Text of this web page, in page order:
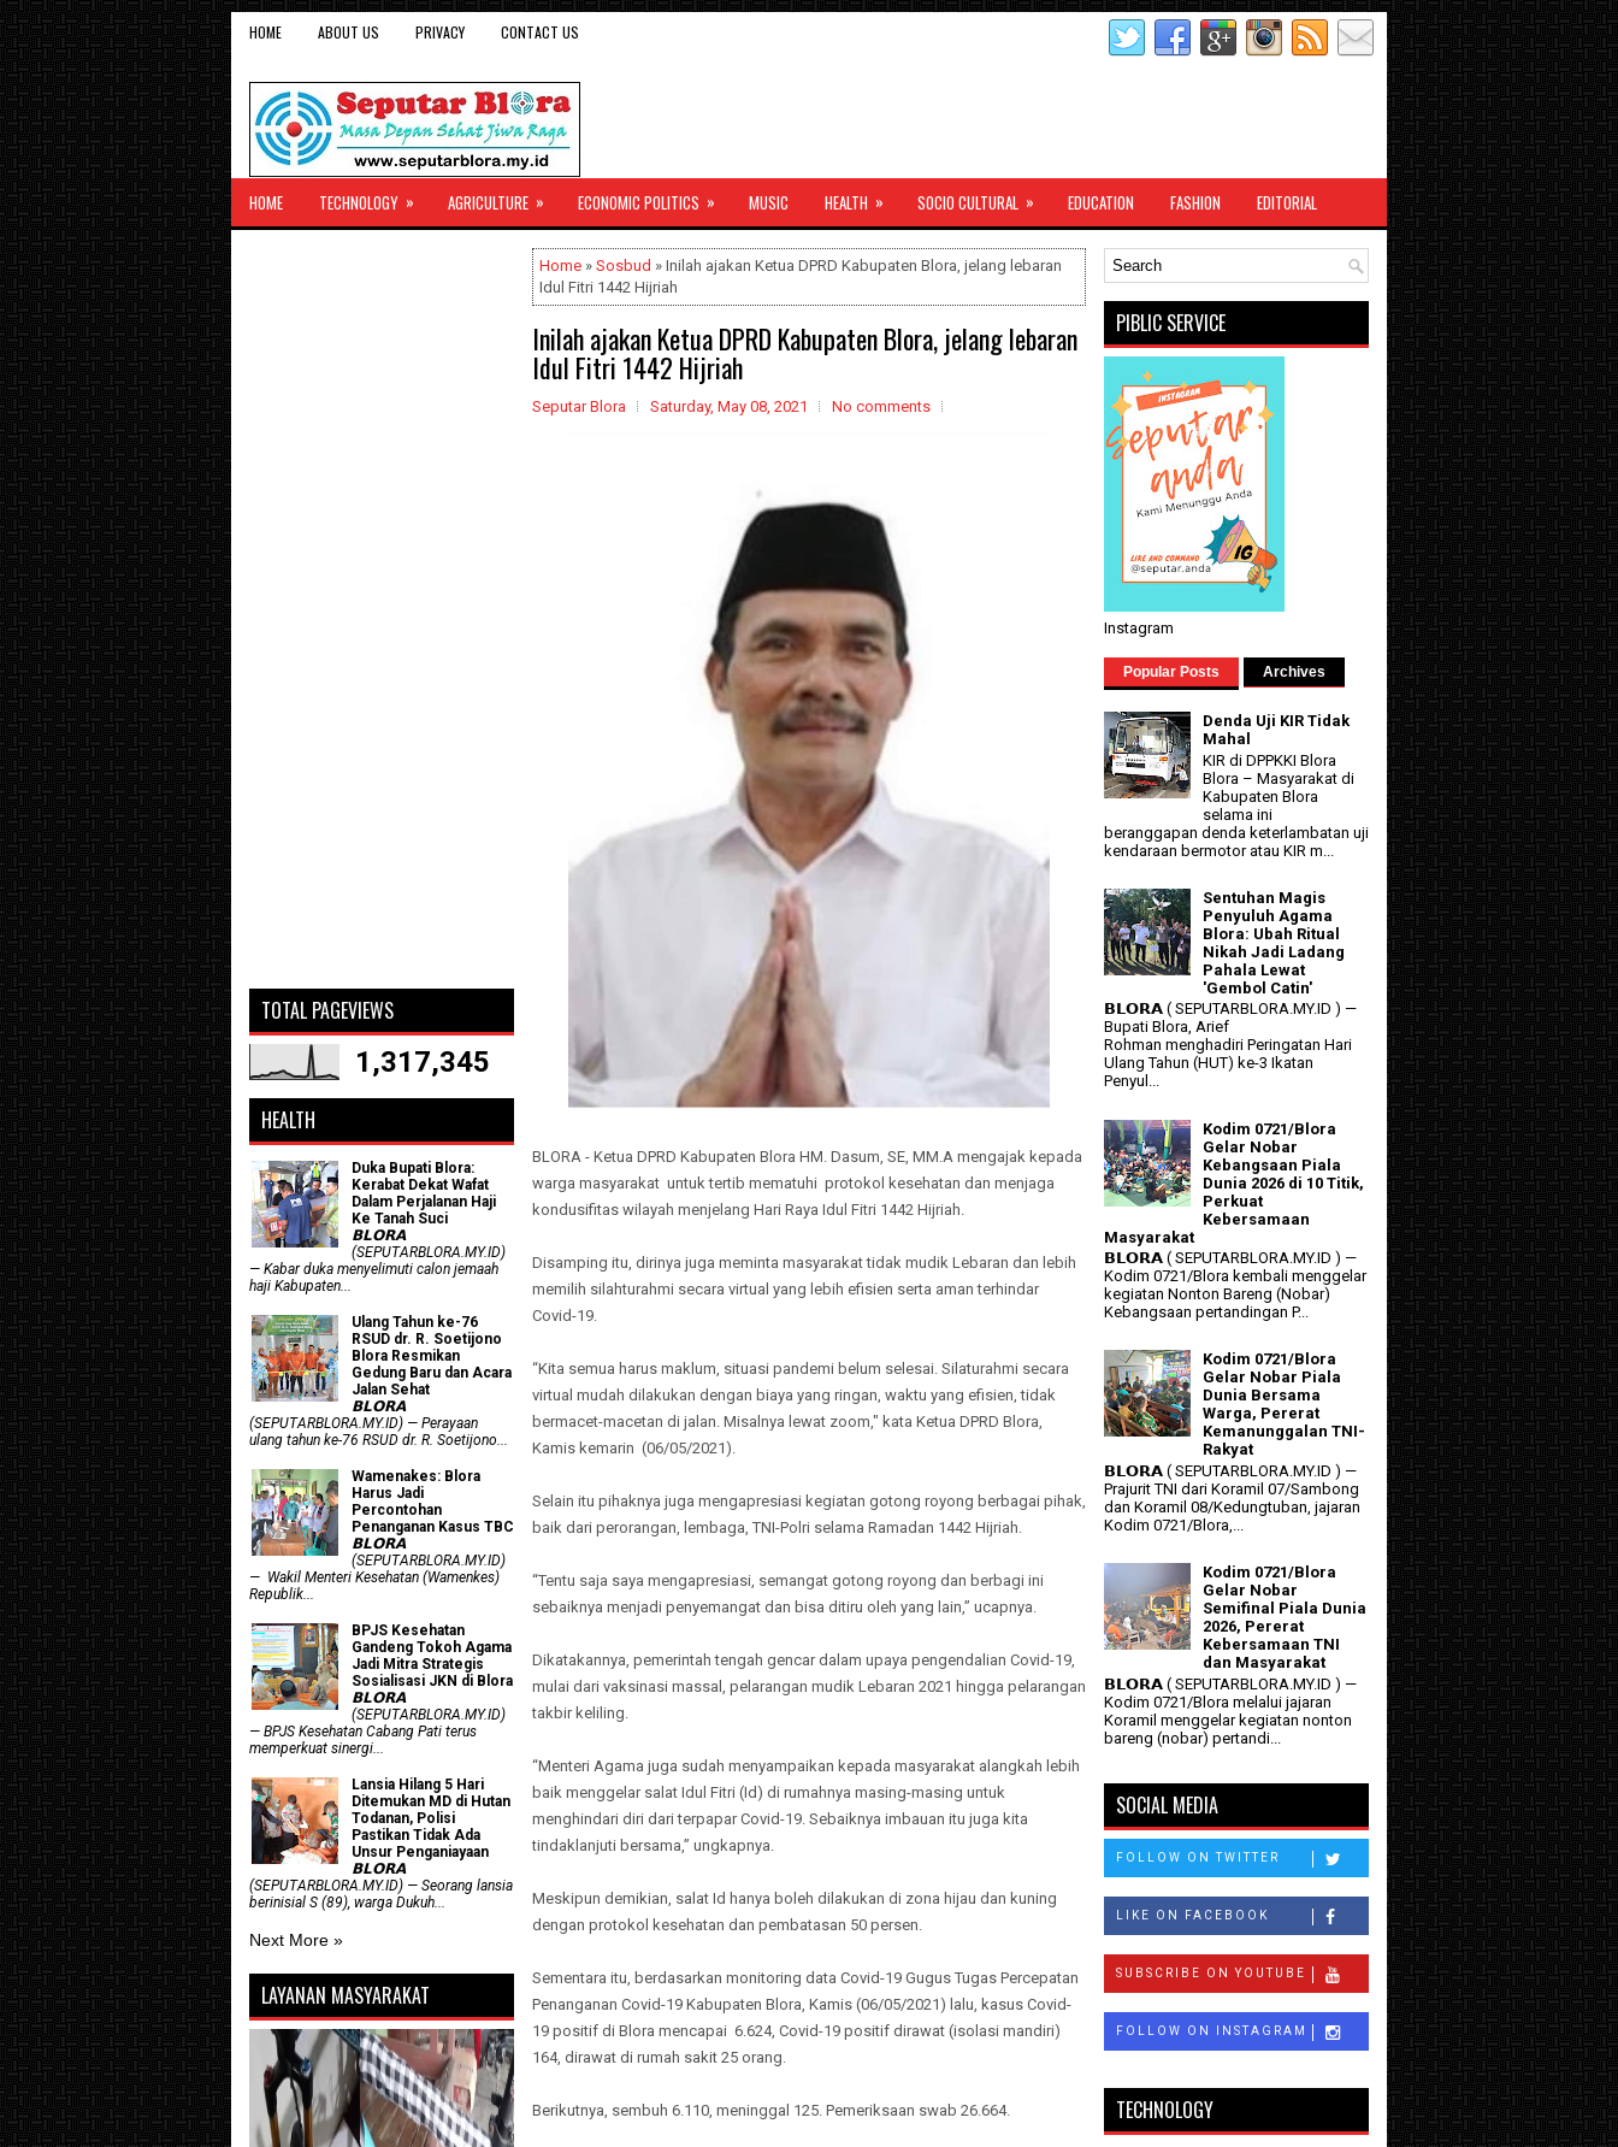
HOME ABOUT US PRIVACY CONTACT US
HOME TECHNOLOGY » AGRICULTURE » ECONOMIC POLITICS » MUSIC HEALTH » SOCIO CULTURAL » EDUCATION FASHION EDITORIAL
Home » Sosbud » Inilah ajakan Ketua DPRD Kabupaten Blora, jelang lebaran
Idul Fitri 1442 Hijriah
Inilah ajakan Ketua DPRD Kabupaten Blora, jelang lebaran
Idul Fitri 1442 Hijriah
Seputar Blora Saturday, May 08, 2021 No comments
BLORA - Ketua DPRD Kabupaten Blora HM. Dasum, SE, MM.A mengajak kepada
warga masyarakat untuk tertib mematuhi protokol kesehatan dan menjaga
kondusifitas wilayah menjelang Hari Raya Idul Fitri 1442 Hijriah.
Disamping itu, dirinya juga meminta masyarakat tidak mudik Lebaran dan lebih
memilih silahturahmi secara virtual yang lebih efisien serta aman terhindar
Covid-19.
“Kita semua harus maklum, situasi pandemi belum selesai. Silaturahmi secara
virtual mudah dilakukan dengan biaya yang ringan, waktu yang efisien, tidak
bermacet-macetan di jalan. Misalnya lewat zoom," kata Ketua DPRD Blora,
Kamis kemarin (06/05/2021).
Selain itu pihaknya juga mengapresiasi kegiatan gotong royong berbagai pihak,
baik dari perorangan, lembaga, TNI-Polri selama Ramadan 1442 Hijriah.
“Tentu saja saya mengapresiasi, semangat gotong royong dan berbagi ini
sebaiknya menjadi penyemangat dan bisa ditiru oleh yang lain,” ucapnya.
Dikatakannya, pemerintah tengah gencar dalam upaya pengendalian Covid-19,
mulai dari vaksinasi massal, pelarangan mudik Lebaran 2021 hingga pelarangan
takbir keliling.
“Menteri Agama juga sudah menyampaikan kepada masyarakat alangkah lebih
baik menggelar salat Idul Fitri (Id) di rumahnya masing-masing untuk
menghindari diri dari terpapar Covid-19. Sebaiknya imbauan itu juga kita
tindaklanjuti bersama,” ungkapnya.
Meskipun demikian, salat Id hanya boleh dilakukan di zona hijau dan kuning
dengan protokol kesehatan dan pembatasan 50 persen.
Sementara itu, berdasarkan monitoring data Covid-19 Gugus Tugas Percepatan
Penanganan Covid-19 Kabupaten Blora, Kamis (06/05/2021) lalu, kasus Covid-
19 positif di Blora mencapai 6.624, Covid-19 positif dirawat (isolasi mandiri)
164, dirawat di rumah sakit 25 orang.
Berikutnya, sembuh 6.110, meninggal 125. Pemeriksaan swab 26.664.
TOTAL PAGEVIEWS
1,317,345
HEALTH
Duka Bupati Blora:
Kerabat Dekat Wafat
Dalam Perjalanan Haji
Ke Tanah Suci
𝗕𝗟𝗢𝗥𝗔
(SEPUTARBLORA.MY.ID)
— Kabar duka menyelimuti calon jemaah
haji Kabupaten...
Ulang Tahun ke-76
RSUD dr. R. Soetijono
Blora Resmikan
Gedung Baru dan Acara
Jalan Sehat
𝗕𝗟𝗢𝗥𝗔
(SEPUTARBLORA.MY.ID) — Perayaan
ulang tahun ke-76 RSUD dr. R. Soetijono...
Wamenakes: Blora
Harus Jadi
Percontohan
Penanganan Kasus TBC
𝗕𝗟𝗢𝗥𝗔
(SEPUTARBLORA.MY.ID)
— Wakil Menteri Kesehatan (Wamenkes)
Republik...
BPJS Kesehatan
Gandeng Tokoh Agama
Jadi Mitra Strategis
Sosialisasi JKN di Blora
𝗕𝗟𝗢𝗥𝗔
(SEPUTARBLORA.MY.ID)
— BPJS Kesehatan Cabang Pati terus
memperkuat sinergi...
Lansia Hilang 5 Hari
Ditemukan MD di Hutan
Todanan, Polisi
Pastikan Tidak Ada
Unsur Penganiayaan
𝗕𝗟𝗢𝗥𝗔
(SEPUTARBLORA.MY.ID) — Seorang lansia
berinisial S (89), warga Dukuh...
Next More »
LAYANAN MASYARAKAT
PIBLIC SERVICE
Instagram
Popular Posts Archives
Denda Uji KIR Tidak
Mahal
KIR di DPPKKI Blora
Blora – Masyarakat di
Kabupaten Blora
selama ini
beranggapan denda keterlambatan uji
kendaraan bermotor atau KIR m...
Sentuhan Magis
Penyuluh Agama
Blora: Ubah Ritual
Nikah Jadi Ladang
Pahala Lewat
'Gembol Catin'
𝗕𝗟𝗢𝗥𝗔 ( SEPUTARBLORA.MY.ID ) —
Bupati Blora, Arief
Rohman menghadiri Peringatan Hari
Ulang Tahun (HUT) ke-3 Ikatan
Penyul...
Kodim 0721/Blora
Gelar Nobar
Kebangsaan Piala
Dunia 2026 di 10 Titik,
Perkuat
Kebersamaan
Masyarakat
𝗕𝗟𝗢𝗥𝗔 ( SEPUTARBLORA.MY.ID ) —
Kodim 0721/Blora kembali menggelar
kegiatan Nonton Bareng (Nobar)
Kebangsaan pertandingan P...
Kodim 0721/Blora
Gelar Nobar Piala
Dunia Bersama
Warga, Pererat
Kemanunggalan TNI-
Rakyat
𝗕𝗟𝗢𝗥𝗔 ( SEPUTARBLORA.MY.ID ) —
Prajurit TNI dari Koramil 07/Sambong
dan Koramil 08/Kedungtuban, jajaran
Kodim 0721/Blora,...
Kodim 0721/Blora
Gelar Nobar
Semifinal Piala Dunia
2026, Pererat
Kebersamaan TNI
dan Masyarakat
𝗕𝗟𝗢𝗥𝗔 ( SEPUTARBLORA.MY.ID ) —
Kodim 0721/Blora melalui jajaran
Koramil menggelar kegiatan nonton
bareng (nobar) pertandi...
SOCIAL MEDIA
FOLLOW ON TWITTER
LIKE ON FACEBOOK
SUBSCRIBE ON YOUTUBE
FOLLOW ON INSTAGRAM
TECHNOLOGY